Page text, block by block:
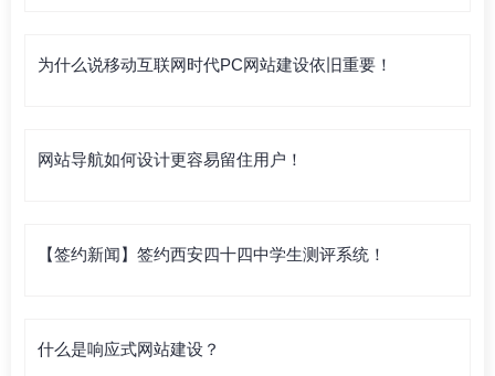
为什么说移动互联网时代PC网站建设依旧重要！
网站导航如何设计更容易留住用户！
【签约新闻】签约西安四十四中学生测评系统！
什么是响应式网站建设？